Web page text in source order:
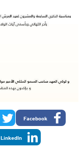
Facebook
LinkedIn